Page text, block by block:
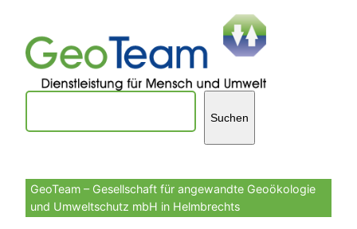
springen
Suchen
Suchen
GeoTeam – Gesellschaft für angewandte Geoökologie
und Umweltschutz mbH in Helmbrechts